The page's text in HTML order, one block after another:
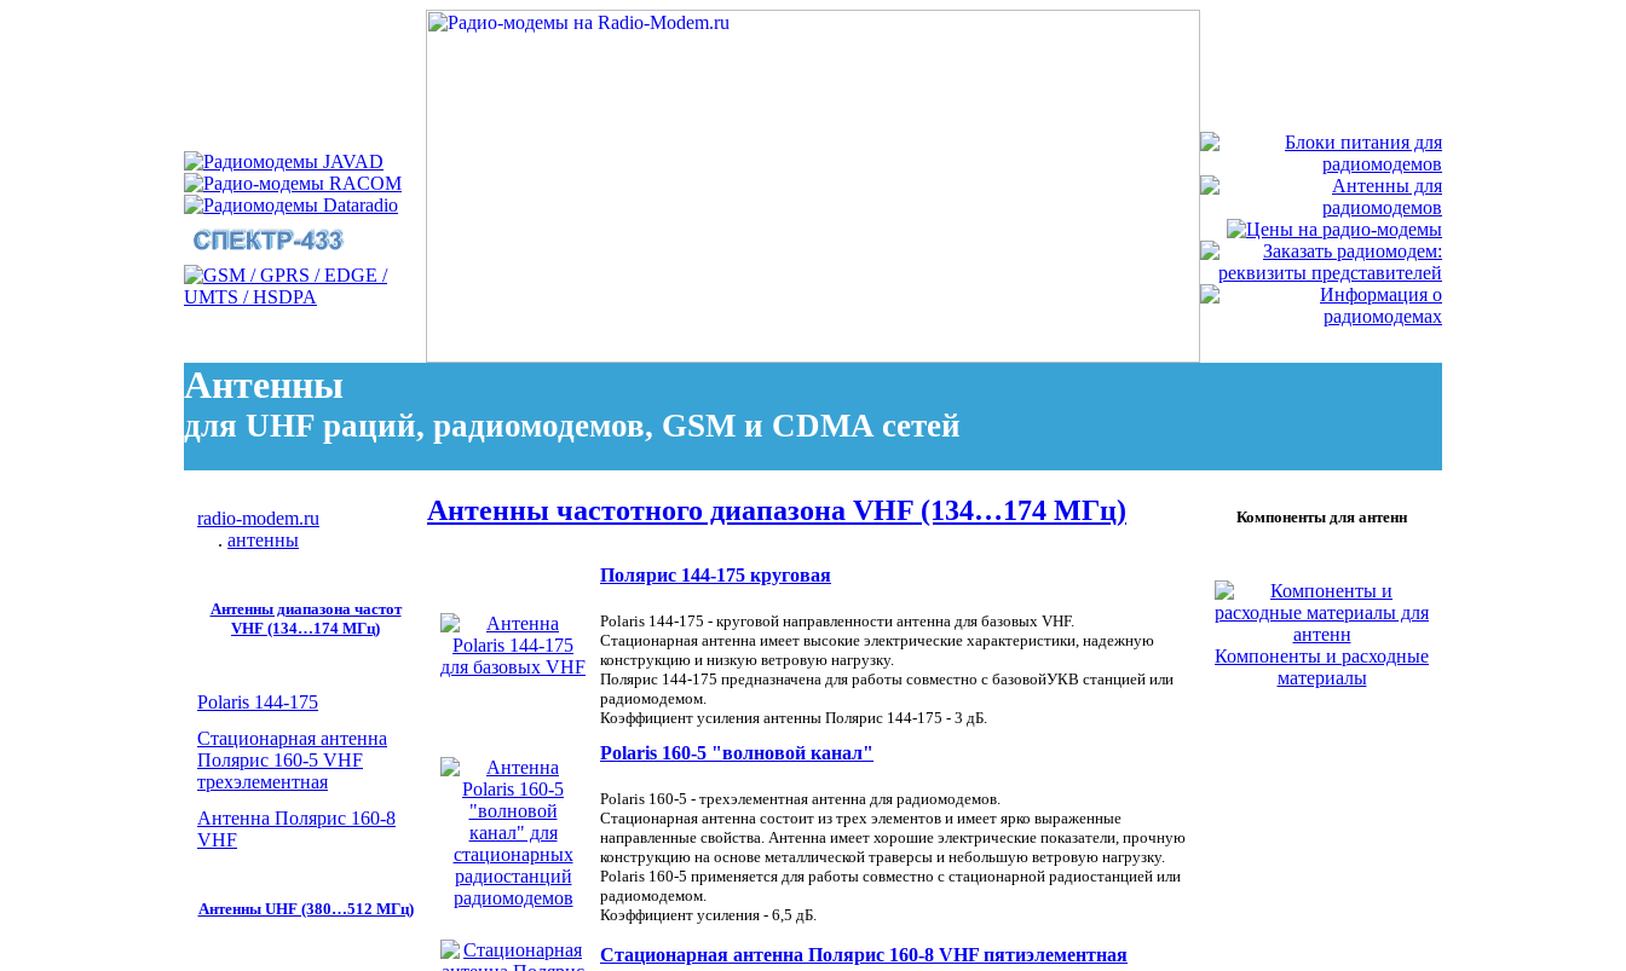
Антенны
для UHF раций, радиомодемов, GSM и CDMA сетей
radio-modem.ru
. антенны
Aнтенны диапазона частот
VHF (134…174 МГц)
Polaris 144-175
Стационарная антенна
Полярис 160-5 VHF
трехэлементная
Антенна Полярис 160-8
VHF
Aнтенны UHF (380…512 МГц)
Aнтенны частотного диапазона VHF (134…174 МГц)
Полярис 144-175 круговая
Polaris 144-175 - круговой направленности антенна для базовых VHF.
Стационарная антенна имеет высокие электрические характеристики, надежную
конструкцию и низкую ветровую нагрузку.
Полярис 144-175 предназначена для работы совместно с базовойУКВ станцией или
радиомодемом.
Коэффициент усиления антенны Полярис 144-175 - 3 дБ.
Polaris 160-5 "волновой канал"
Polaris 160-5 - трехэлементная антенна для радиомодемов.
Стационарная антенна состоит из трех элементов и имеет ярко выраженные
направленные свойства. Антенна имеет хорошие электрические показатели, прочную
конструкцию на основе металлической траверсы и небольшую ветровую нагрузку.
Polaris 160-5 применяется для работы совместно с стационарной радиостанцией или
радиомодемом.
Коэффициент усиления - 6,5 дБ.
Стационарная антенна Полярис 160-8 VHF пятиэлементная
Компоненты для антенн
Компоненты и расходные
материалы